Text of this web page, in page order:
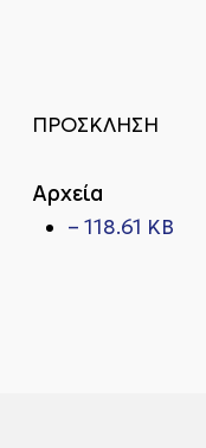
ΠΡΟΣΚΛΗΣΗ
Αρχεία
– 118.61 KB